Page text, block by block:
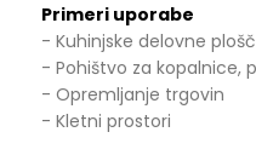
Primeri uporabe
- Kuhinjske delovne
- Pohištvo za kopalnice,
- Opremljanje trgovin
- Kletni prostori